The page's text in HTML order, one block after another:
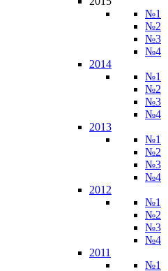
№1
№2
№3
№4
2014
№1
№2
№3
№4
2013
№1
№2
№3
№4
2012
№1
№2
№3
№4
2011
№1